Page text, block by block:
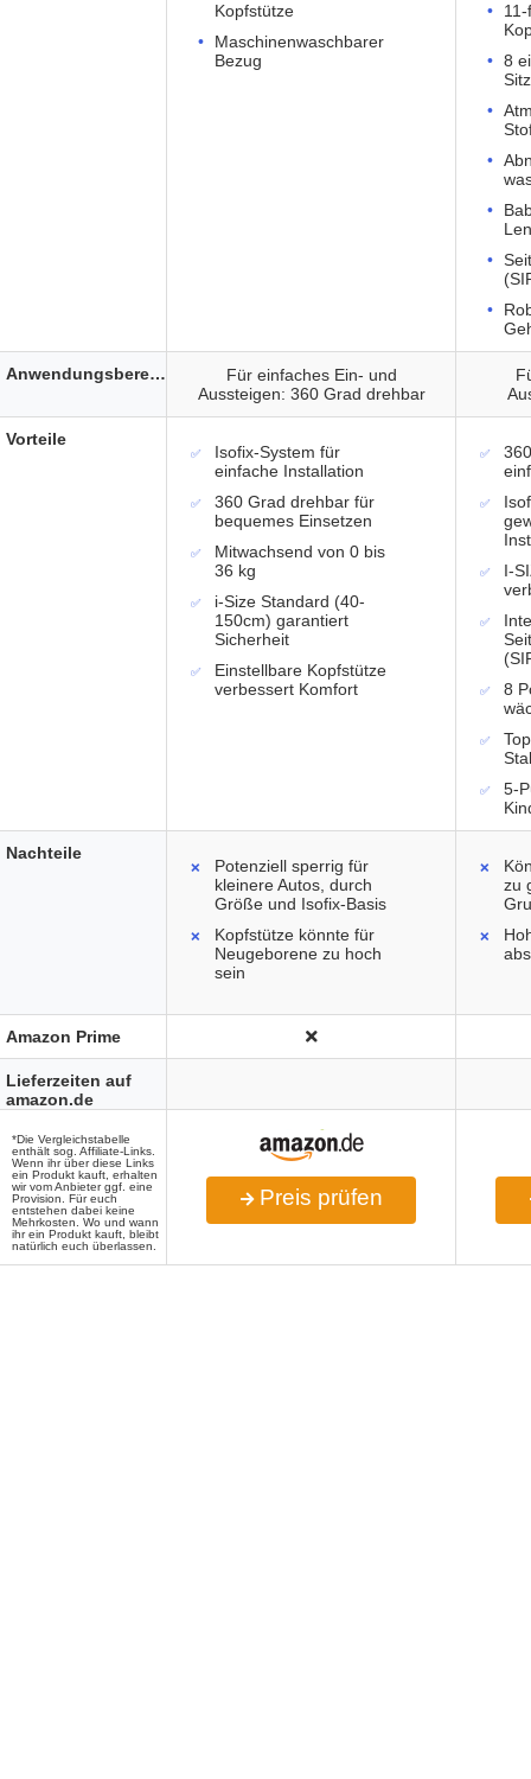
Kopfstütze
Maschinenwaschbarer
Bezug
8
Für einfaches Ein- und
Aussteigen: 360 Grad drehbar
Isofix-System für
einfache Installation
360 Grad drehbar für
bequemes Einsetzen
Mitwachsend von 0 bis
36 kg
i-Size Standard (40-
150cm) garantiert
Sicherheit
Einstellbare Kopfstütze
verbessert Komfort
I-
8
5-
Potenziell sperrig für
kleinere Autos, durch
Größe und Isofix-Basis
Kopfstütze könnte für
Neugeborene zu hoch
sein
zu
Preis prüfen
Anwendungsbereich
Vorteile
Nachteile
Amazon Prime
Lieferzeiten auf
amazon.de
*Die Vergleichstabelle
enthält sog. Affiliate-Links.
Wenn ihr über diese Links
ein Produkt kauft, erhalten
wir vom Anbieter ggf. eine
Provision. Für euch
entstehen dabei keine
Mehrkosten. Wo und wann
ihr ein Produkt kauft, bleibt
natürlich euch überlassen.